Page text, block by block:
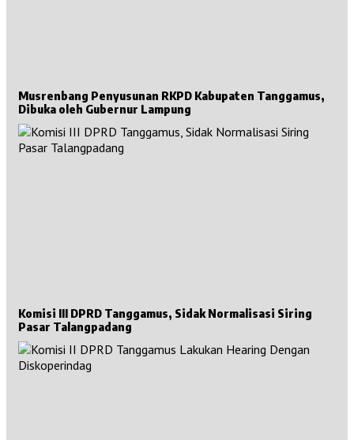
Musrenbang Penyusunan RKPD Kabupaten Tanggamus,
Dibuka oleh Gubernur Lampung
Komisi III DPRD Tanggamus, Sidak Normalisasi Siring
Pasar Talangpadang